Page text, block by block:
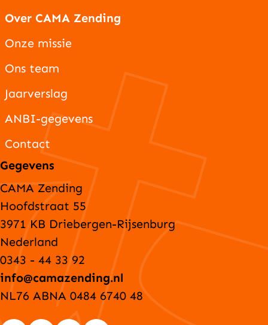
Over CAMA Zending
Onze missie
Ons team
Jaarverslag
ANBI-gegevens
Contact
Gegevens
CAMA Zending
Hoofdstraat 55
3971 KB Driebergen-Rijsenburg
Nederland
0343 - 44 33 92
info@camazending.nl
NL76 ABNA 0484 6740 48